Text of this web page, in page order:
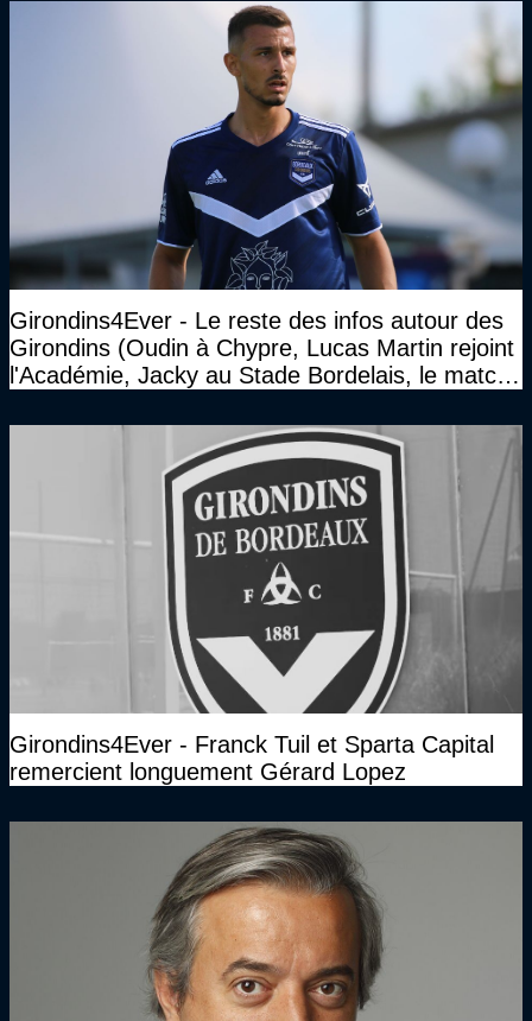
Girondins4Ever - Le reste des infos autour des
Girondins (Oudin à Chypre, Lucas Martin rejoint
l'Académie, Jacky au Stade Bordelais, le match
Girondins4Ever - Franck Tuil et Sparta Capital
remercient longuement Gérard Lopez